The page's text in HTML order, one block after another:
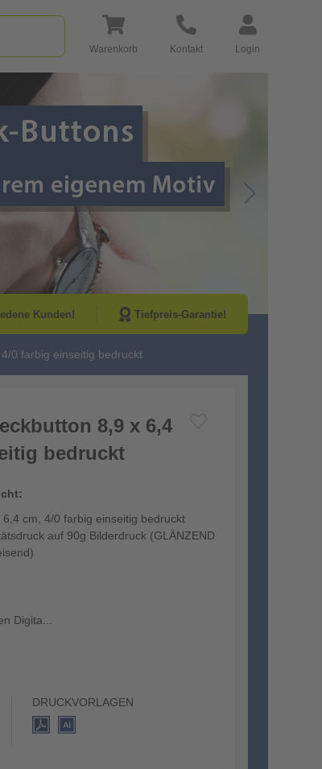
Warenkorb Kontakt Login
Go to Next
Kunden! Tiefpreis-Garantie!
0 farbig einseitig bedruckt
8,9 x 6,4
bedruckt
cm, 4/0 farbig einseitig bedruckt
auf 90g Bilderdruck (GLÄNZEND
Digita...
DRUCKVORLAGEN